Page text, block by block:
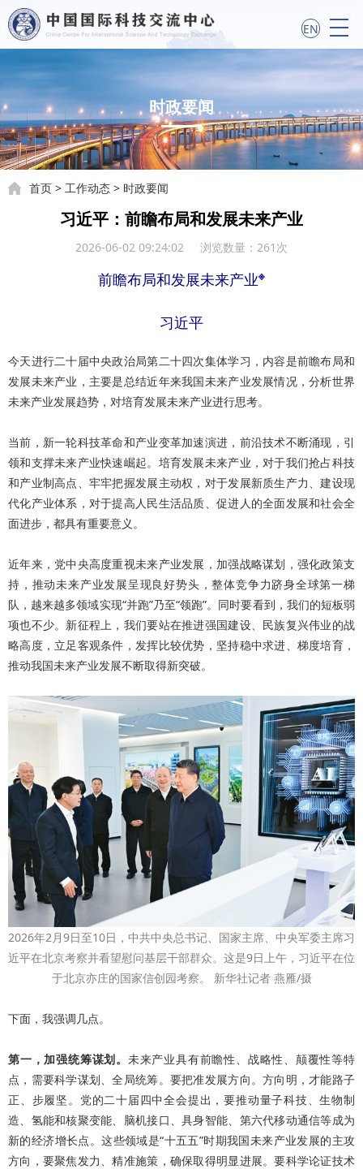
EN
时政要闻
首页 > 工作动态 > 时政要闻
习近平：前瞻布局和发展未来产业
2026-06-02 09:24:02 浏览数量： 261 次
前瞻布局和发展未来产业※
习近平
今天进行二十届中央政治局第二十四次集体学习，内容是前瞻布局和
发展未来产业，主要是总结近年来我国未来产业发展情况，分析世界
未来产业发展趋势，对培育发展未来产业进行思考。
当前，新一轮科技革命和产业变革加速演进，前沿技术不断涌现，引
领和支撑未来产业快速崛起。培育发展未来产业，对于我们抢占科技
和产业制高点、牢牢把握发展主动权，对于发展新质生产力、建设现
代化产业体系，对于提高人民生活品质、促进人的全面发展和社会全
面进步，都具有重要意义。
近年来，党中央高度重视未来产业发展，加强战略谋划，强化政策支
持，推动未来产业发展呈现良好势头，整体竞争力跻身全球第一梯
队，越来越多领域实现“并跑”乃至“领跑”。同时要看到，我们的短板弱
项也不少。新征程上，我们要站在推进强国建设、民族复兴伟业的战
略高度，立足客观条件，发挥比较优势，坚持稳中求进、梯度培育，
推动我国未来产业发展不断取得新突破。
2026年2月9日至10日，中共中央总书记、国家主席、中央军委主席习
近平在北京考察并看望慰问基层干部群众。这是9日上午，习近平在位
于北京亦庄的国家信创园考察。 新华社记者 燕雁/摄
下面，我强调几点。
第一，加强统筹谋划。 未来产业具有前瞻性、战略性、颠覆性等特
点，需要科学谋划、全局统筹。要把准发展方向。方向明，才能路子
正、步履坚。党的二十届四中全会提出，要推动量子科技、生物制
造、氢能和核聚变能、脑机接口、具身智能、第六代移动通信等成为
新的经济增长点。这些领域是“十五五”时期我国未来产业发展的主攻
方向，要聚焦发力、精准施策，确保取得明显进展。要科学论证技术